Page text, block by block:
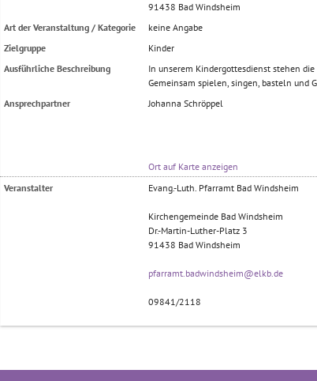
91438 Bad Windsheim
Art der Veranstaltung / Kategorie
keine Angabe
Zielgruppe
Kinder
Ausführliche Beschreibung
In unserem Kindergottesdienst stehen
Gemeinsam spielen, singen, basteln und
Ansprechpartner
Johanna Schröppel
Ort auf Karte anzeigen
Veranstalter
Evang.-Luth. Pfarramt Bad Windsheim
Kirchengemeinde Bad Windsheim
Dr.-Martin-Luther-Platz 3
91438 Bad Windsheim
pfarramt.badwindsheim@elkb.de
09841/2118